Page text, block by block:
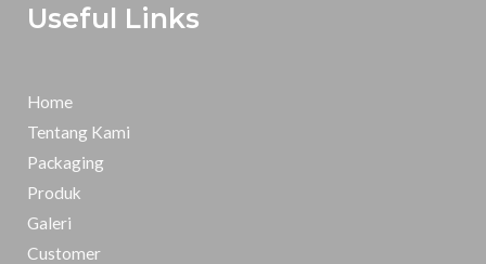
Useful Links
Home
Tentang Kami
Packaging
Produk
Galeri
Customer